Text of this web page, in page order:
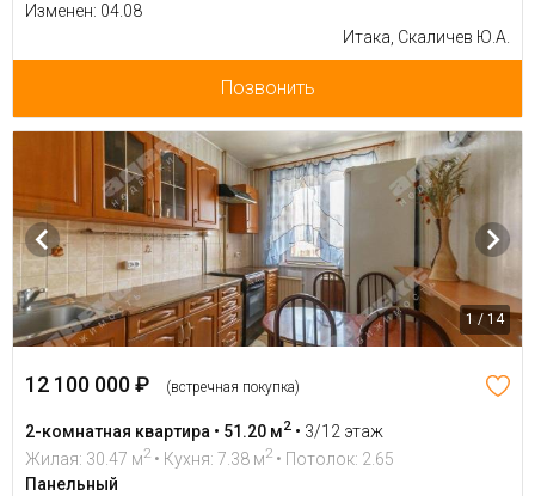
Изменен: 04.08
Итака, Скаличев Ю.А.
Позвонить
1 / 14
12 100 000 ₽ (встречная покупка)
2-комнатная квартира • 51.20 м2 • 3/12 этаж
Жилая: 30.47 м2 • Кухня: 7.38 м2 • Потолок: 2.65
Панельный